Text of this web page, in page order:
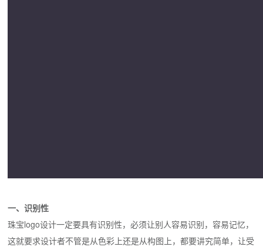
一、识别性
珠宝logo设计一定要具有识别性，必须让别人容易识别，容易记忆，
这就要求设计者不管是从色彩上还是从构图上，都要讲究简单，让受